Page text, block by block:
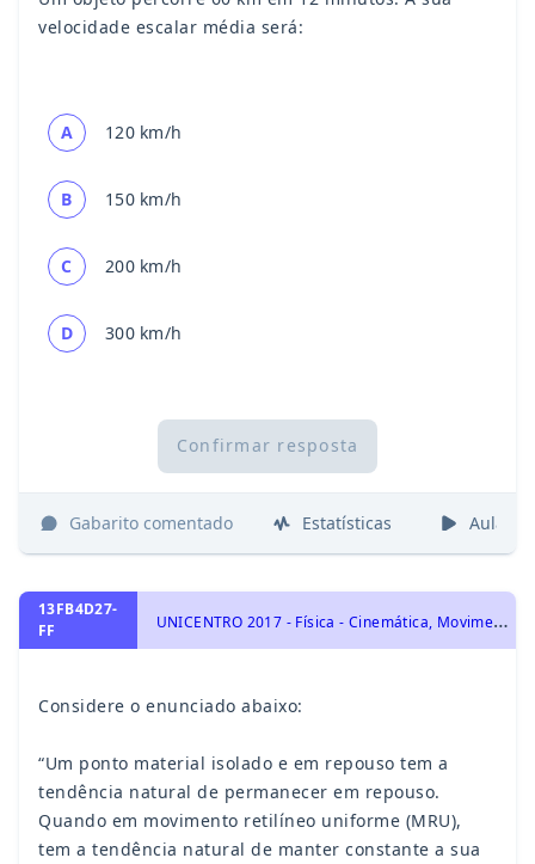
velocidade escalar média será:
A 120 km/h
B 150 km/h
C 200 km/h
D 300 km/h
Confirmar resposta
Gabarito comentado Estatísticas Aulas
13FB4D27-
FF
U
NICENTRO 2017 - Física - Cinemática, Movimento Retilíneo Uniforme
Considere o enunciado abaixo:
“Um ponto material isolado e em repouso tem a
tendência natural de permanecer em repouso.
Quando em movimento retilíneo uniforme (MRU),
tem a tendência natural de manter constante a sua